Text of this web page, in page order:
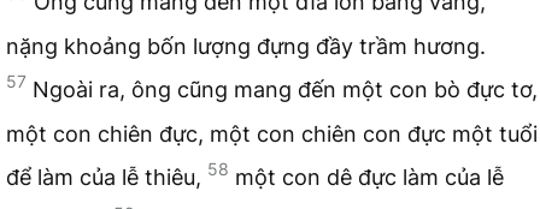
nặng khoảng bốn lượng đựng đầy trầm hương.
57 Ngoài ra, ông cũng mang đến một con bò đực tơ,
một con chiên đực, một con chiên con đực một tuổi
để làm của lễ thiêu, 58 một con dê đực làm của lễ